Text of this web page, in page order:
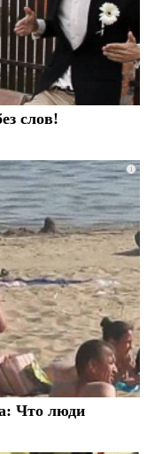
слов!
i
Что люди